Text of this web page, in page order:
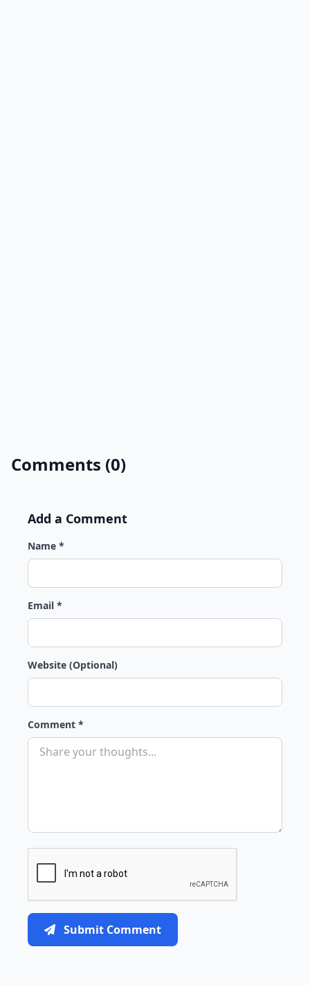
Comments (0)
Add a Comment
Name *
Email *
Website (Optional)
Comment *
Submit Comment